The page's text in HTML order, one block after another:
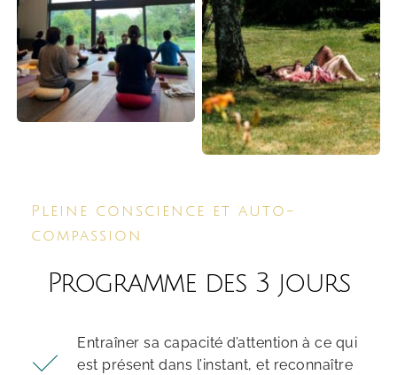
Pleine conscience et auto-
compassion
Programme des 3 jours
Entraîner sa capacité d’attention à ce qui
est présent dans l’instant, et reconnaître